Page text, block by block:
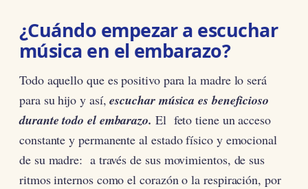
¿Cuándo empezar a escuchar
música en el embarazo?
Todo aquello que es positivo para la madre lo será
para su hijo y así, escuchar música es beneficioso
durante todo el embarazo. El feto tiene un acceso
constante y permanente al estado físico y emocional
de su madre: a través de sus movimientos, de sus
ritmos internos como el corazón o la respiración, por